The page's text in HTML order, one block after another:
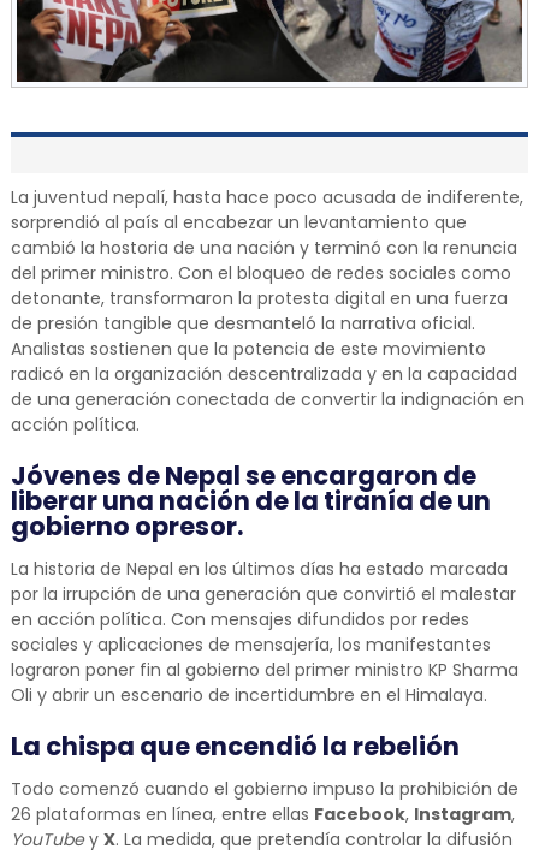
La juventud nepalí, hasta hace poco acusada de indiferente,
sorprendió al país al encabezar un levantamiento que
cambió la hostoria de una nación y terminó con la renuncia
del primer ministro. Con el bloqueo de redes sociales como
detonante, transformaron la protesta digital en una fuerza
de presión tangible que desmanteló la narrativa oficial.
Analistas sostienen que la potencia de este movimiento
radicó en la organización descentralizada y en la capacidad
de una generación conectada de convertir la indignación en
acción política.
Jóvenes de Nepal se encargaron de
liberar una nación de la tiranía de un
gobierno opresor.
La historia de Nepal en los últimos días ha estado marcada
por la irrupción de una generación que convirtió el malestar
en acción política. Con mensajes difundidos por redes
sociales y aplicaciones de mensajería, los manifestantes
lograron poner fin al gobierno del primer ministro KP Sharma
Oli y abrir un escenario de incertidumbre en el Himalaya.
La chispa que encendió la rebelión
Todo comenzó cuando el gobierno impuso la prohibición de
26 plataformas en línea, entre ellas Facebook, Instagram,
YouTubey X. La medida, que pretendía controlar la difusión